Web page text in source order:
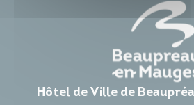
Hôtel de Ville de